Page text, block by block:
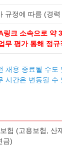
규정에 따름 (경력
링크 소속으로 약
무 평가 통해 정
용 종료될 수도
간은 변동될 수
험 (고용보험, 산
금)